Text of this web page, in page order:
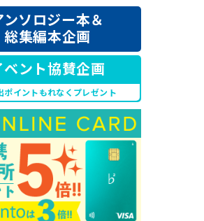
ンソロジー本＆
総集編本企画
ベント協賛企画
ポイントもれなくプレゼント